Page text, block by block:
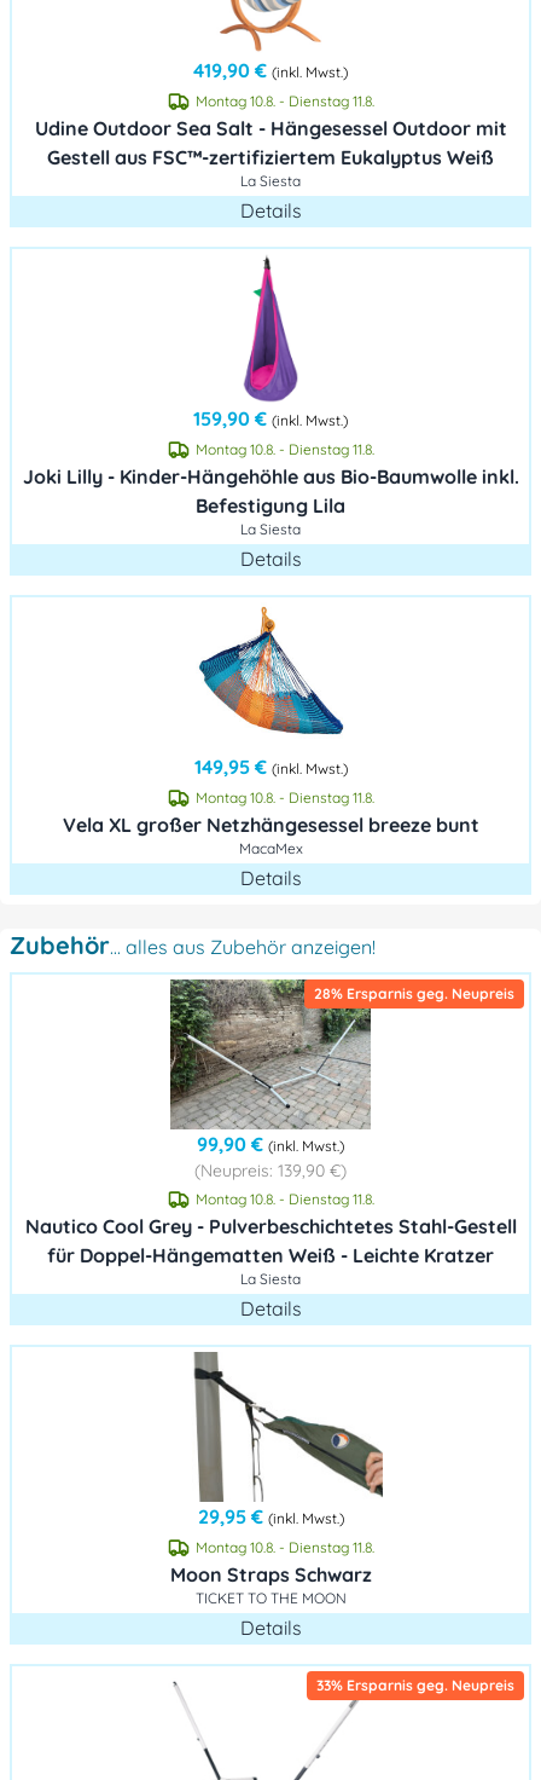
419,90 € (inkl. Mwst.)
Montag 10.8. - Dienstag 11.8.
Udine Outdoor Sea Salt - Hängesessel Outdoor mit
Gestell aus FSC™-zertifiziertem Eukalyptus Weiß
La Siesta
Details
159,90 € (inkl. Mwst.)
Montag 10.8. - Dienstag 11.8.
Joki Lilly - Kinder-Hängehöhle aus Bio-Baumwolle inkl.
Befestigung Lila
La Siesta
Details
149,95 € (inkl. Mwst.)
Montag 10.8. - Dienstag 11.8.
Vela XL großer Netzhängesessel breeze bunt
MacaMex
Details
Zubehör... alles aus Zubehör anzeigen!
28% Ersparnis geg. Neupreis
99,90 € (inkl. Mwst.)
(Neupreis: 139,90 €)
Montag 10.8. - Dienstag 11.8.
Nautico Cool Grey - Pulverbeschichtetes Stahl-Gestell
für Doppel-Hängematten Weiß - Leichte Kratzer
La Siesta
Details
29,95 € (inkl. Mwst.)
Montag 10.8. - Dienstag 11.8.
Moon Straps Schwarz
TICKET TO THE MOON
Details
33% Ersparnis geg. Neupreis